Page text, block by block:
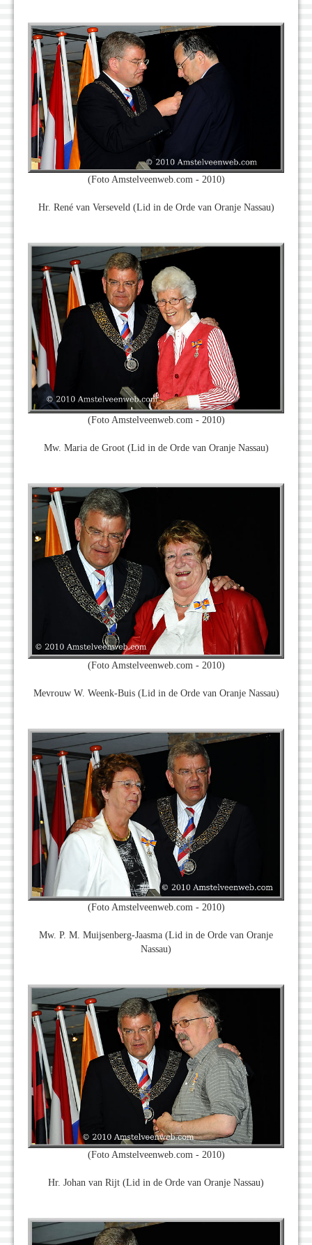
(Foto Amstelveenweb.com - 2010)
Hr. René van Verseveld (Lid in de Orde van Oranje Nassau)
(Foto Amstelveenweb.com - 2010)
Mw. Maria de Groot (Lid in de Orde van Oranje Nassau)
(Foto Amstelveenweb.com - 2010)
Mevrouw W. Weenk-Buis (Lid in de Orde van Oranje Nassau)
(Foto Amstelveenweb.com - 2010)
Mw. P. M. Muijsenberg-Jaasma (Lid in de Orde van Oranje
Nassau)
(Foto Amstelveenweb.com - 2010)
Hr. Johan van Rijt (Lid in de Orde van Oranje Nassau)